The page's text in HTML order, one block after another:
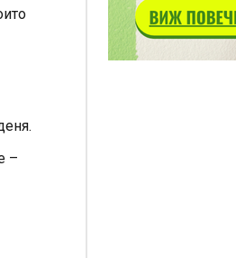
–